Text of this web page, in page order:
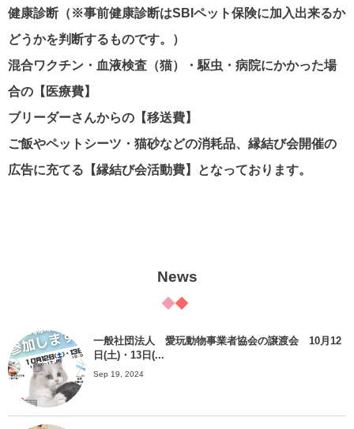
健康診断（※事前健康診断はSBIペット保険に加入出来るか
どうかを判断するものです。）
混合ワクチン・血液検査（猫）・駆虫・病院にかかった場
合の【医療費】
ブリーダーさんからの【移送費】
ご飯やペットシーツ・猫砂などの消耗品、縁結び会開催の
広告に充てる【縁結び会活動費】となっております。
News
一般社団法人 愛玩動物事業者協会の譲渡会 10月12
日(土)・13日(...
Sep 19, 2024